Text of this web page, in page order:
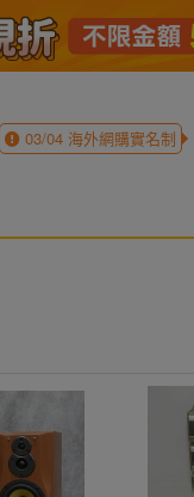
03/04海外網購實名制